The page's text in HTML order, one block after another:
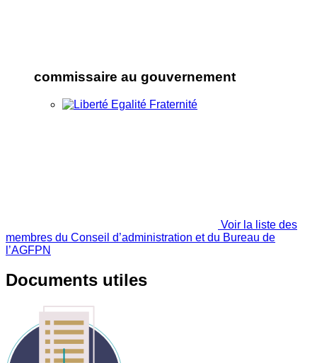
commissaire au gouvernement
Voir la liste des
membres du Conseil d’administration et du Bureau de
l’AGFPN
Documents utiles